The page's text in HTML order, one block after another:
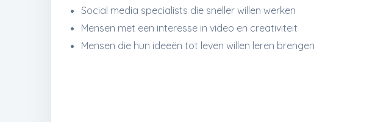
Social media specialists die sneller willen werken
Mensen met een interesse in video en creativiteit
Mensen die hun ideeën tot leven willen leren brengen